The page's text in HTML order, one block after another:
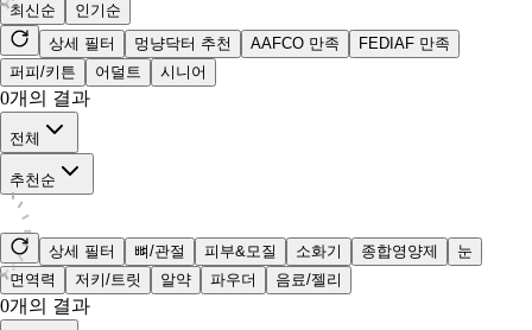
최신순
인기순
상세 필터
멍냥닥터 추천 AAFCO 만족
FEDIAF 만족
퍼피/키튼
어덜트 시니어
0개의 결과
전체
추천순
상세 필터 뼈/관절 피부&모질 소화기 종합영양제
눈
면역력
저키/트릿 알약 파우더 음료/젤리
0개의 결과